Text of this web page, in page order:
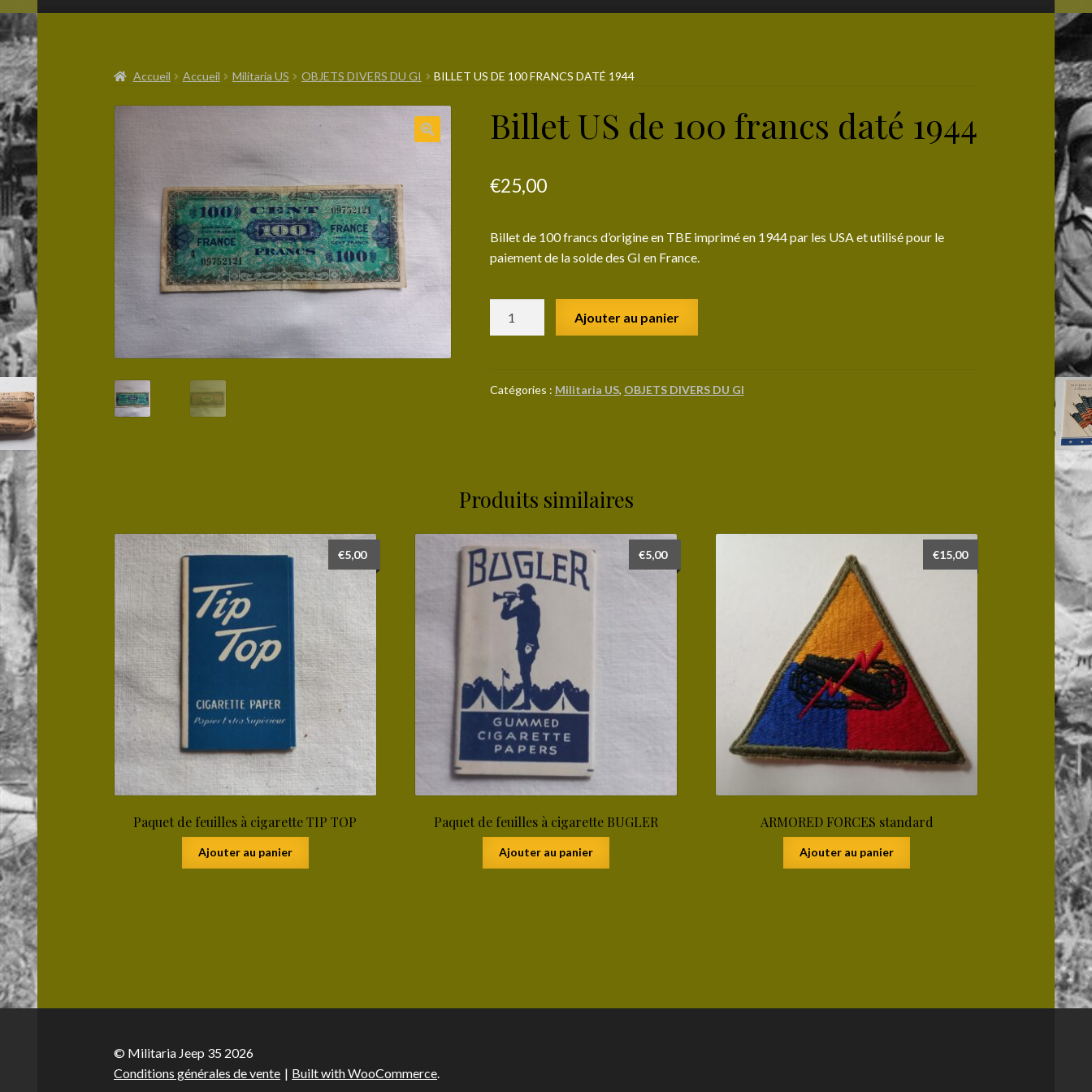
Accueil Accueil Militaria US OBJETS DIVERS DU GI BILLET US DE 100 FRANCS DATÉ 1944
Billet US de 100 francs daté 1944
€25,00
Billet de 100 francs d’origine en TBE imprimé en 1944 par les USA et utilisé pour le
paiement de la solde des GI en France.
de
Ajouter au panier
Catégories : Militaria US, OBJETS DIVERS DU GI
Produits similaires
Paquet de feuilles à cigarette TIP TOP
€5,00
Ajouter au panier
Paquet de feuilles à cigarette BUGLER
€5,00
Ajouter au panier
ARMORED FORCES standard
€15,00
Ajouter au panier
© Militaria Jeep 35 2026
Conditions générales de vente
Built with WooCommerce.